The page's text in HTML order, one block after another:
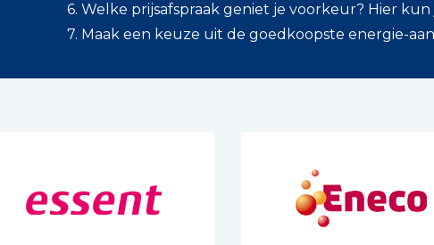
6. Welke prijsafspraak geniet je voorkeur? Hier
7. Maak een keuze uit de goedkoopste energie-